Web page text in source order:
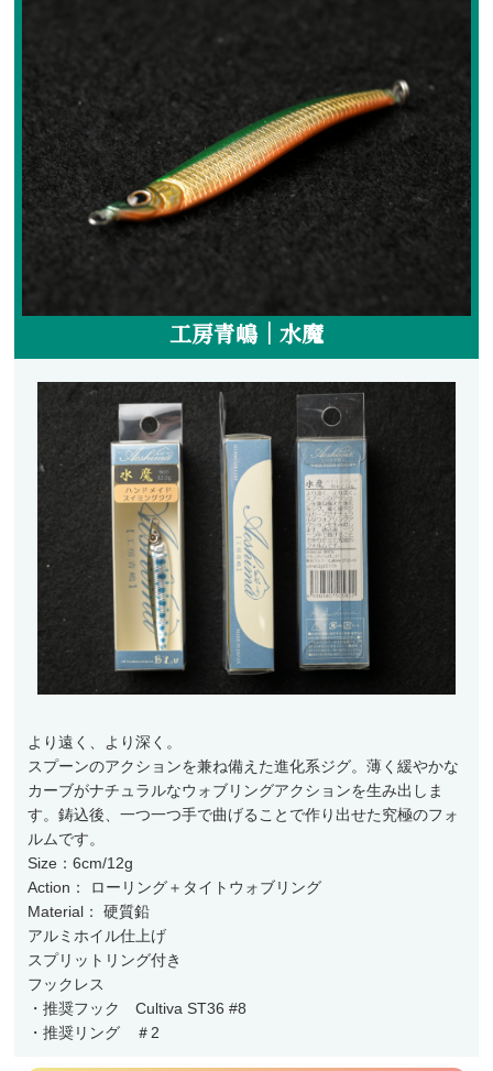
フライマテリアル
マテリアル
マテリアル（コンプリート）
マテリアル（スレッド・ティンセル系）
ハンドメイドルアー
管釣りルアー
ルアーケース
ランディングネット
ランディングネット
マグネットリリーサー
ネットホルダー
レザーチェーン
レザーシース
交換用ネット
ウェーディングギア
ウェーダー
ウェーディングシューズ
ウェア・アクセサリー
ヘッドギア
アウター・ベスト
アクセサリー
フライ・ルアーケース
工房青嶋｜水魔
より遠く、より深く。
スプーンのアクションを兼ね備えた進化系ジグ。薄く緩やかな
カーブがナチュラルなウォブリングアクションを生み出しま
す。鋳込後、一つ一つ手で曲げることで作り出せた究極のフォ
ルムです。
Size：6cm/12g
Action： ローリング＋タイトウォブリング
Material： 硬質鉛
アルミホイル仕上げ
スプリットリング付き
フックレス
・推奨フック Cultiva ST36 #8
・推奨リング ＃2